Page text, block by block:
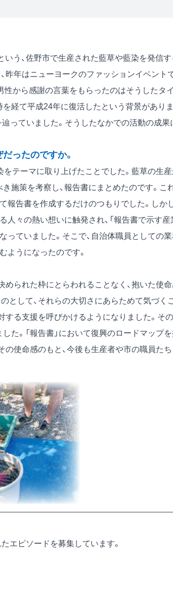
いう、佐野市で生産された藍草や藍染を発信す
昨年はニューヨークのファッションイベント
から感謝の言葉をもらったのはそうしたタイ
経て平成24年に復活したという背景がありま
っていました。そうしたなかでの活動の成果
ったのですか。
テーマに取り上げたことでした。藍草の生
施策を考察し、報告書にまとめたのです。こ
告書を作成するだけのつもりでした。しかし
々の熱い想いに触発され、「報告書で示す産
っていました。そこで、自治体職員としての
ようになったのです。
られた枠にとらわれることなく、抱いた使
として、それらの大切さにあらためて気づく
する支援を呼びかけるようになりました。その
た。「報告書」において復興のロードマップ
使命感のもと、今後も生産者や市の職員たち
エピソードを募集しています。